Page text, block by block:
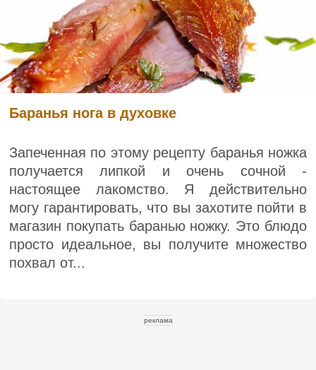
Баранья нога в духовке
Запеченная по этому рецепту баранья ножка
получается липкой и очень сочной -
настоящее лакомство. Я действительно
могу гарантировать, что вы захотите пойти в
магазин покупать баранью ножку. Это блюдо
просто идеальное, вы получите множество
похвал от...
реклама